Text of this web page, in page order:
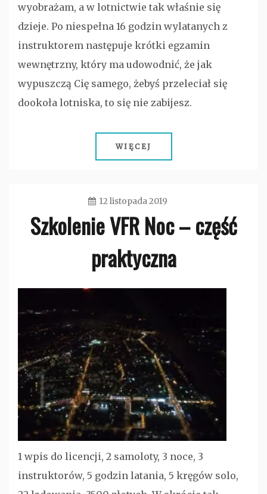
wyobrażam, a w lotnictwie tak właśnie się
dzieje. Po niespełna 16 godzin wylatanych z
instruktorem następuje krótki egzamin
wewnętrzny, który ma udowodnić, że jak
wypuszczą Cię samego, żebyś przeleciał się
dookoła lotniska, to się nie zabijesz.
WIĘCEJ
12 listopada 2019
Szkolenie VFR Noc – część
praktyczna
1 wpis do licencji, 2 samoloty, 3 noce, 3
instruktorów, 5 godzin latania, 5 kręgów solo,